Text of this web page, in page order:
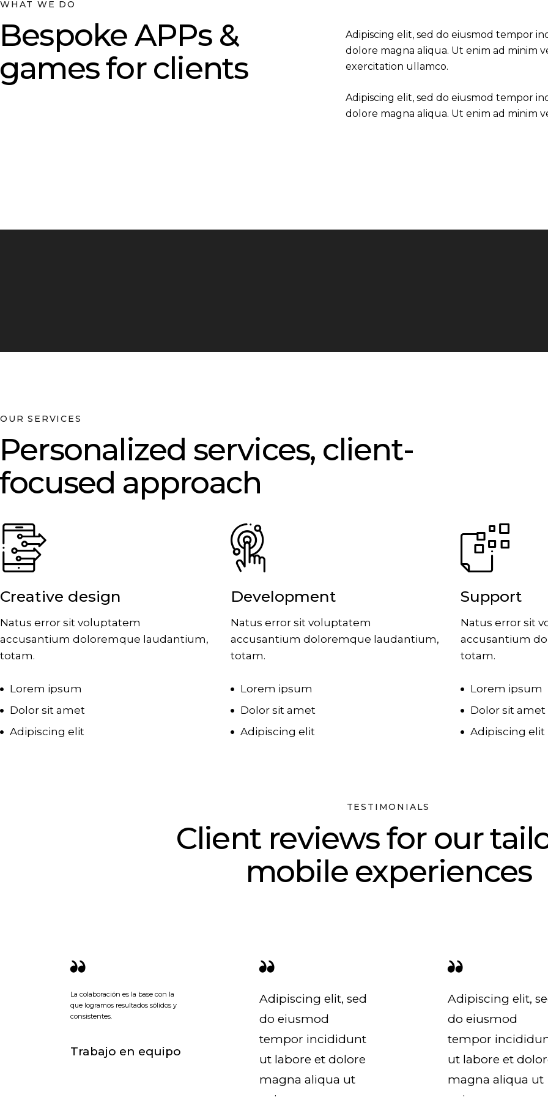
WHAT WE DO
Bespoke APPs &
games for clients
Adipiscing elit, sed do eiusmod tempor
dolore magna aliqua. Ut enim ad minim
exercitation ullamco.
Adipiscing elit, sed do eiusmod tempor
dolore magna aliqua. Ut enim ad minim
OUR SERVICES
Personalized services, client-
focused approach
Creative design
Natus error sit voluptatem
accusantium doloremque laudantium,
totam.
Lorem ipsum
Dolor sit amet
Adipiscing elit
Development
Natus error sit voluptatem
accusantium doloremque laudantium,
totam.
Lorem ipsum
Dolor sit amet
Adipiscing elit
Support
Natus error sit
accusantium
totam.
Lorem ipsum
Dolor sit amet
Adipiscing elit
TESTIMONIALS
Client reviews for our
mobile experiences
La colaboración es la base con la
que logramos resultados sólidos y
consistentes.
Trabajo en equipo
Adipiscing elit, sed
do eiusmod
tempor incididunt
ut labore et dolore
magna aliqua ut
Adipiscing elit,
do eiusmod
tempor
ut labore et
magna aliqua ut